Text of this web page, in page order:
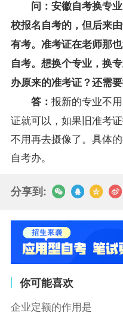
问： 安徽自考换专
校报名自考的，但后来
有考。准考证在老师那
自考。想换个专业，换
办原来的准考证？还需
答： 报新的专业不
证就可以，如果旧准考
不用再去摄像了。具体
自考办。
分享到:
你可能喜欢
企业定额的作用是